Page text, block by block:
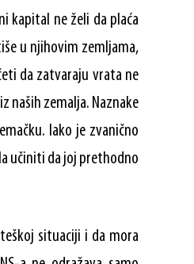
kapital ne želi da plaća
u njihovim zemljama,
da zatvaraju vrata ne
naših zemalja. Naznake
Iako je zvanično
učiniti da joj prethodno
situaciji i da mora